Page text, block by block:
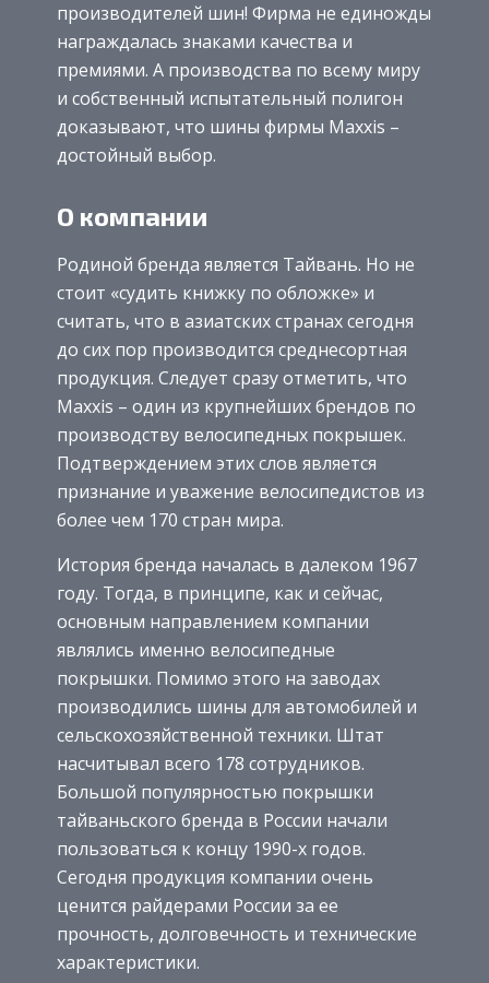
производителей шин! Фирма не единожды
награждалась знаками качества и
премиями. А производства по всему миру
и собственный испытательный полигон
доказывают, что шины фирмы Maxxis –
достойный выбор.
О компании
Родиной бренда является Тайвань. Но не
стоит «судить книжку по обложке» и
считать, что в азиатских странах сегодня
до сих пор производится среднесортная
продукция. Следует сразу отметить, что
Maxxis – один из крупнейших брендов по
производству велосипедных покрышек.
Подтверждением этих слов является
признание и уважение велосипедистов из
более чем 170 стран мира.
История бренда началась в далеком 1967
году. Тогда, в принципе, как и сейчас,
основным направлением компании
являлись именно велосипедные
покрышки. Помимо этого на заводах
производились шины для автомобилей и
сельскохозяйственной техники. Штат
насчитывал всего 178 сотрудников.
Большой популярностью покрышки
тайваньского бренда в России начали
пользоваться к концу 1990-х годов.
Сегодня продукция компании очень
ценится райдерами России за ее
прочность, долговечность и технические
характеристики.